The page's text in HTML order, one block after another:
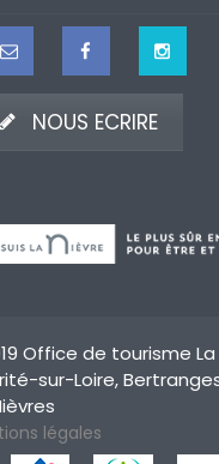
NOUS ECRIRE
Office de tourisme La
sur-Loire,
légales